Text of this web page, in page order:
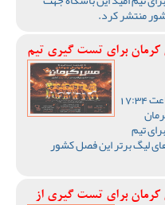
منتشر کرد.
کرمان برای تست گیری تیم
تیم
لیگ برتر این فصل کشور
کرمان برای تست گیری از